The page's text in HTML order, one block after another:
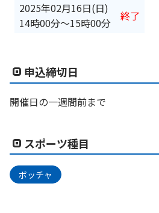
2025年02月16日(日)
14時00分〜15時00分
終了
申込締切日
開催日の一週間前まで
スポーツ種目
ボッチャ